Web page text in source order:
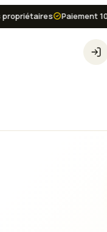
Paiement 100%